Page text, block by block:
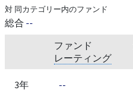
対 同カテゴリー内のファンド
総合 --
ファンド
レーティング
3年 --